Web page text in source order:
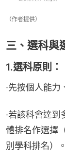
（作者提供）
三、選科與
1.選科原則：
·先按個人能力
·若該科會達
體排名作選擇
別學科排名）。